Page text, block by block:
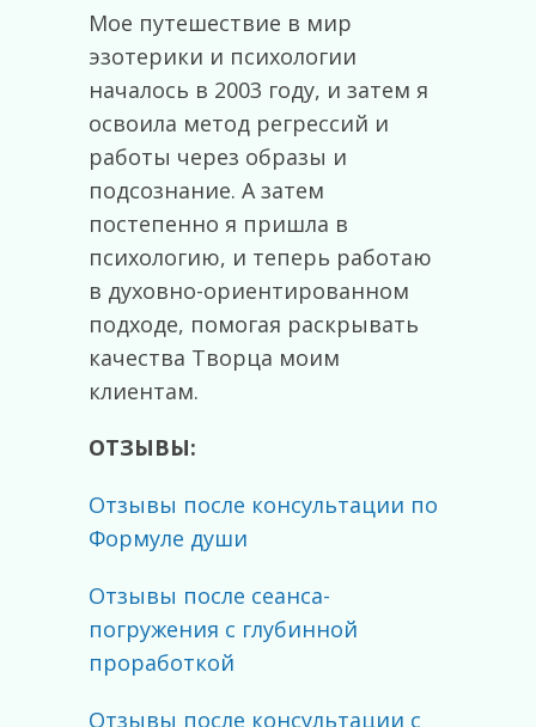
Мое путешествие в мир
эзотерики и психологии
началось в 2003 году, и затем я
освоила метод регрессий и
работы через образы и
подсознание. А затем
постепенно я пришла в
психологию, и теперь работаю
в духовно-ориентированном
подходе, помогая раскрывать
качества Творца моим
клиентам.
ОТЗЫВЫ:
Отзывы после консультации по
Формуле души
Отзывы после сеанса-
погружения с глубинной
проработкой
Отзывы после консультации с